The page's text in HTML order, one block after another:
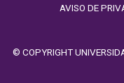
AVISO DE
© COPYRIGHT